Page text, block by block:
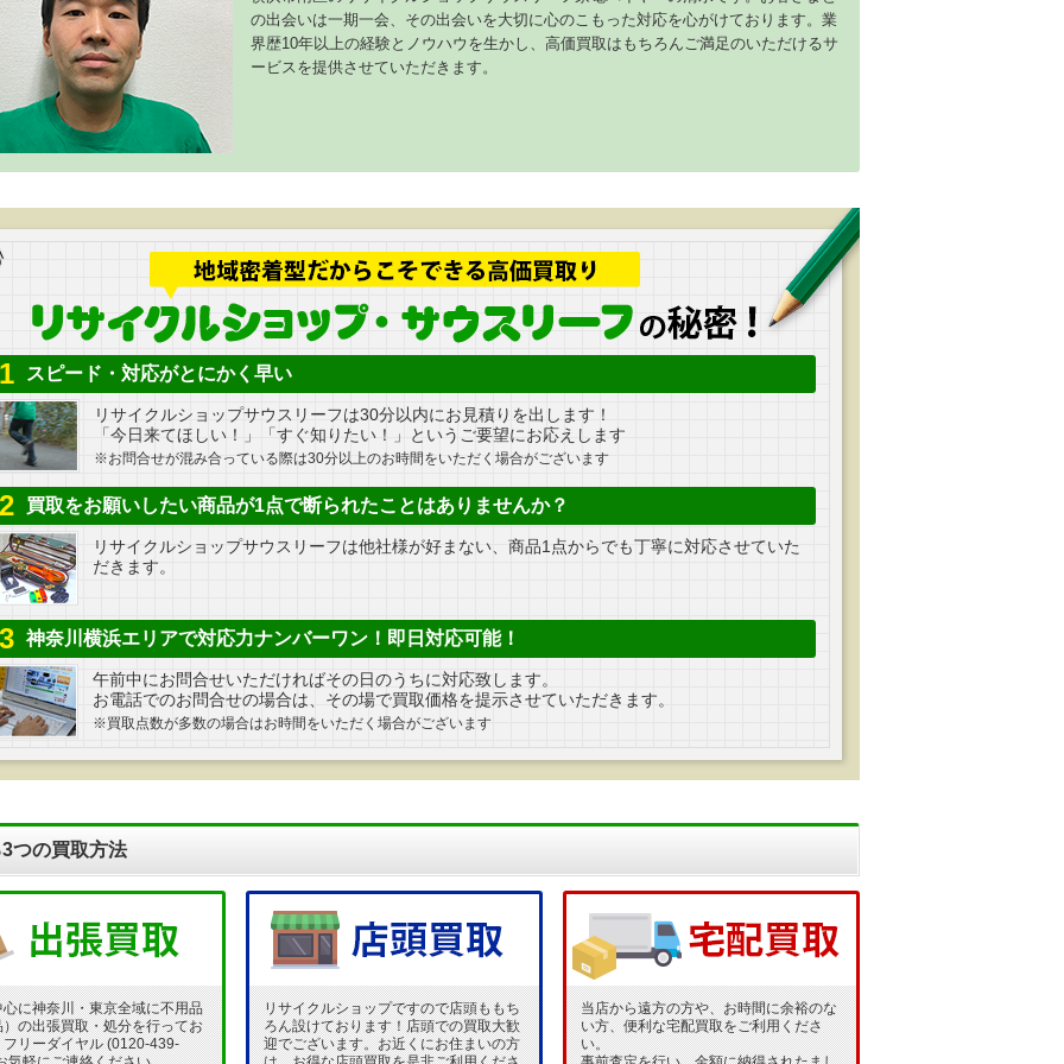
の出会いは一期一会、その出会いを大切に心のこもった対応を心がけております。業
界歴10年以上の経験とノウハウを生かし、高価買取はもちろんご満足のいただけるサ
ービスを提供させていただきます。
スピード・対応がとにかく早い
リサイクルショップサウスリーフは30分以内にお見積りを出します！
「今日来てほしい！」「すぐ知りたい！」というご要望にお応えします
※お問合せが混み合っている際は30分以上のお時間をいただく場合がございます
買取をお願いしたい商品が1点で断られたことはありませんか？
リサイクルショップサウスリーフは他社様が好まない、商品1点からでも丁寧に対応させていた
だきます。
神奈川横浜エリアで対応力ナンバーワン！即日対応可能！
午前中にお問合せいただければその日のうちに対応致します。
お電話でのお問合せの場合は、その場で買取価格を提示させていただきます。
※買取点数が多数の場合はお時間をいただく場合がございます
つの買取方法
心に神奈川・東京全域に不用品
）の出張買取・処分を行ってお
フリーダイヤル (0120-439-
リサイクルショップですので店頭ももち
ろん設けております！店頭での買取大歓
迎でございます。お近くにお住まいの方
当店から遠方の方や、お時間に余裕のな
い方、便利な宅配買取をご利用くださ
い。